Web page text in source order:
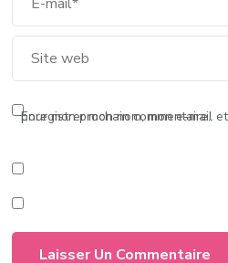
Enregistrer mon nom, mon e-mail et mon site dans le navigateur pour mon prochain commentaire.